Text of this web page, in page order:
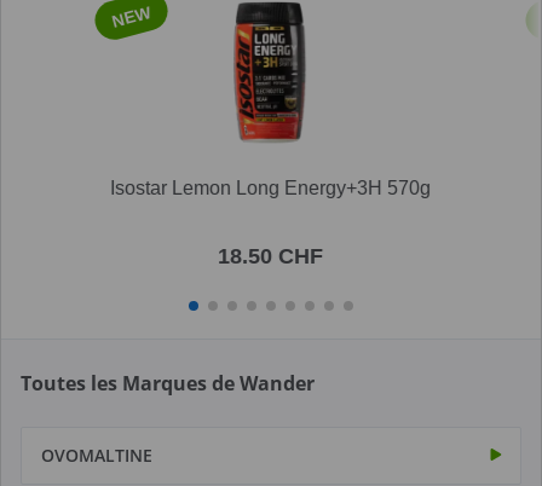
NEW
Isostar Lemon Long Energy+3H 570g
18.50 CHF
Toutes les Marques de Wander
OVOMALTINE